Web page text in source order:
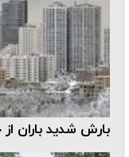
بارش شدید باران